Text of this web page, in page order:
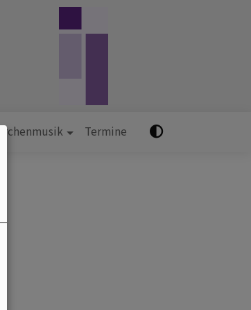
Kirchenmusik Termine